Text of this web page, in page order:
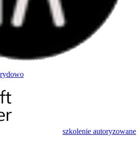
szkolenie autoryzowane